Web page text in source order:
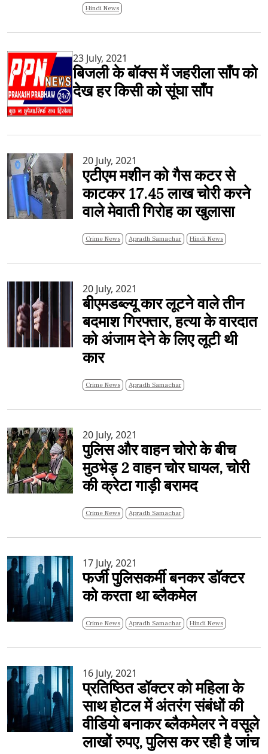
Hindi News
23 July, 2021
बिजली के बॉक्स में जहरीला साँप को
देख हर किसी को सूंघा साँप
20 July, 2021
एटीएम मशीन को गैस कटर से
काटकर 17.45 लाख चोरी करने
वाले मेवाती गिरोह का खुलासा
Crime News Apradh Samachar Hindi News
20 July, 2021
बीएमडब्ल्यू कार लूटने वाले तीन
बदमाश गिरफ्तार, हत्या के वारदात
को अंजाम देने के लिए लूटी थी
कार
Crime News Apradh Samachar
20 July, 2021
पुलिस और वाहन चोरो के बीच
मुठभेड़ 2 वाहन चोर घायल, चोरी
की क्रेटा गाड़ी बरामद
Crime News Apradh Samachar
17 July, 2021
फर्जी पुलिसकर्मी बनकर डॉक्टर
को करता था ब्लैकमेल
Crime News Apradh Samachar Hindi News
16 July, 2021
प्रतिष्ठित डॉक्टर को महिला के
साथ होटल में अंतरंग संबंधों की
वीडियो बनाकर ब्लैकमेलर ने वसूले
लाखों रुपए, पुलिस कर रही है जांच